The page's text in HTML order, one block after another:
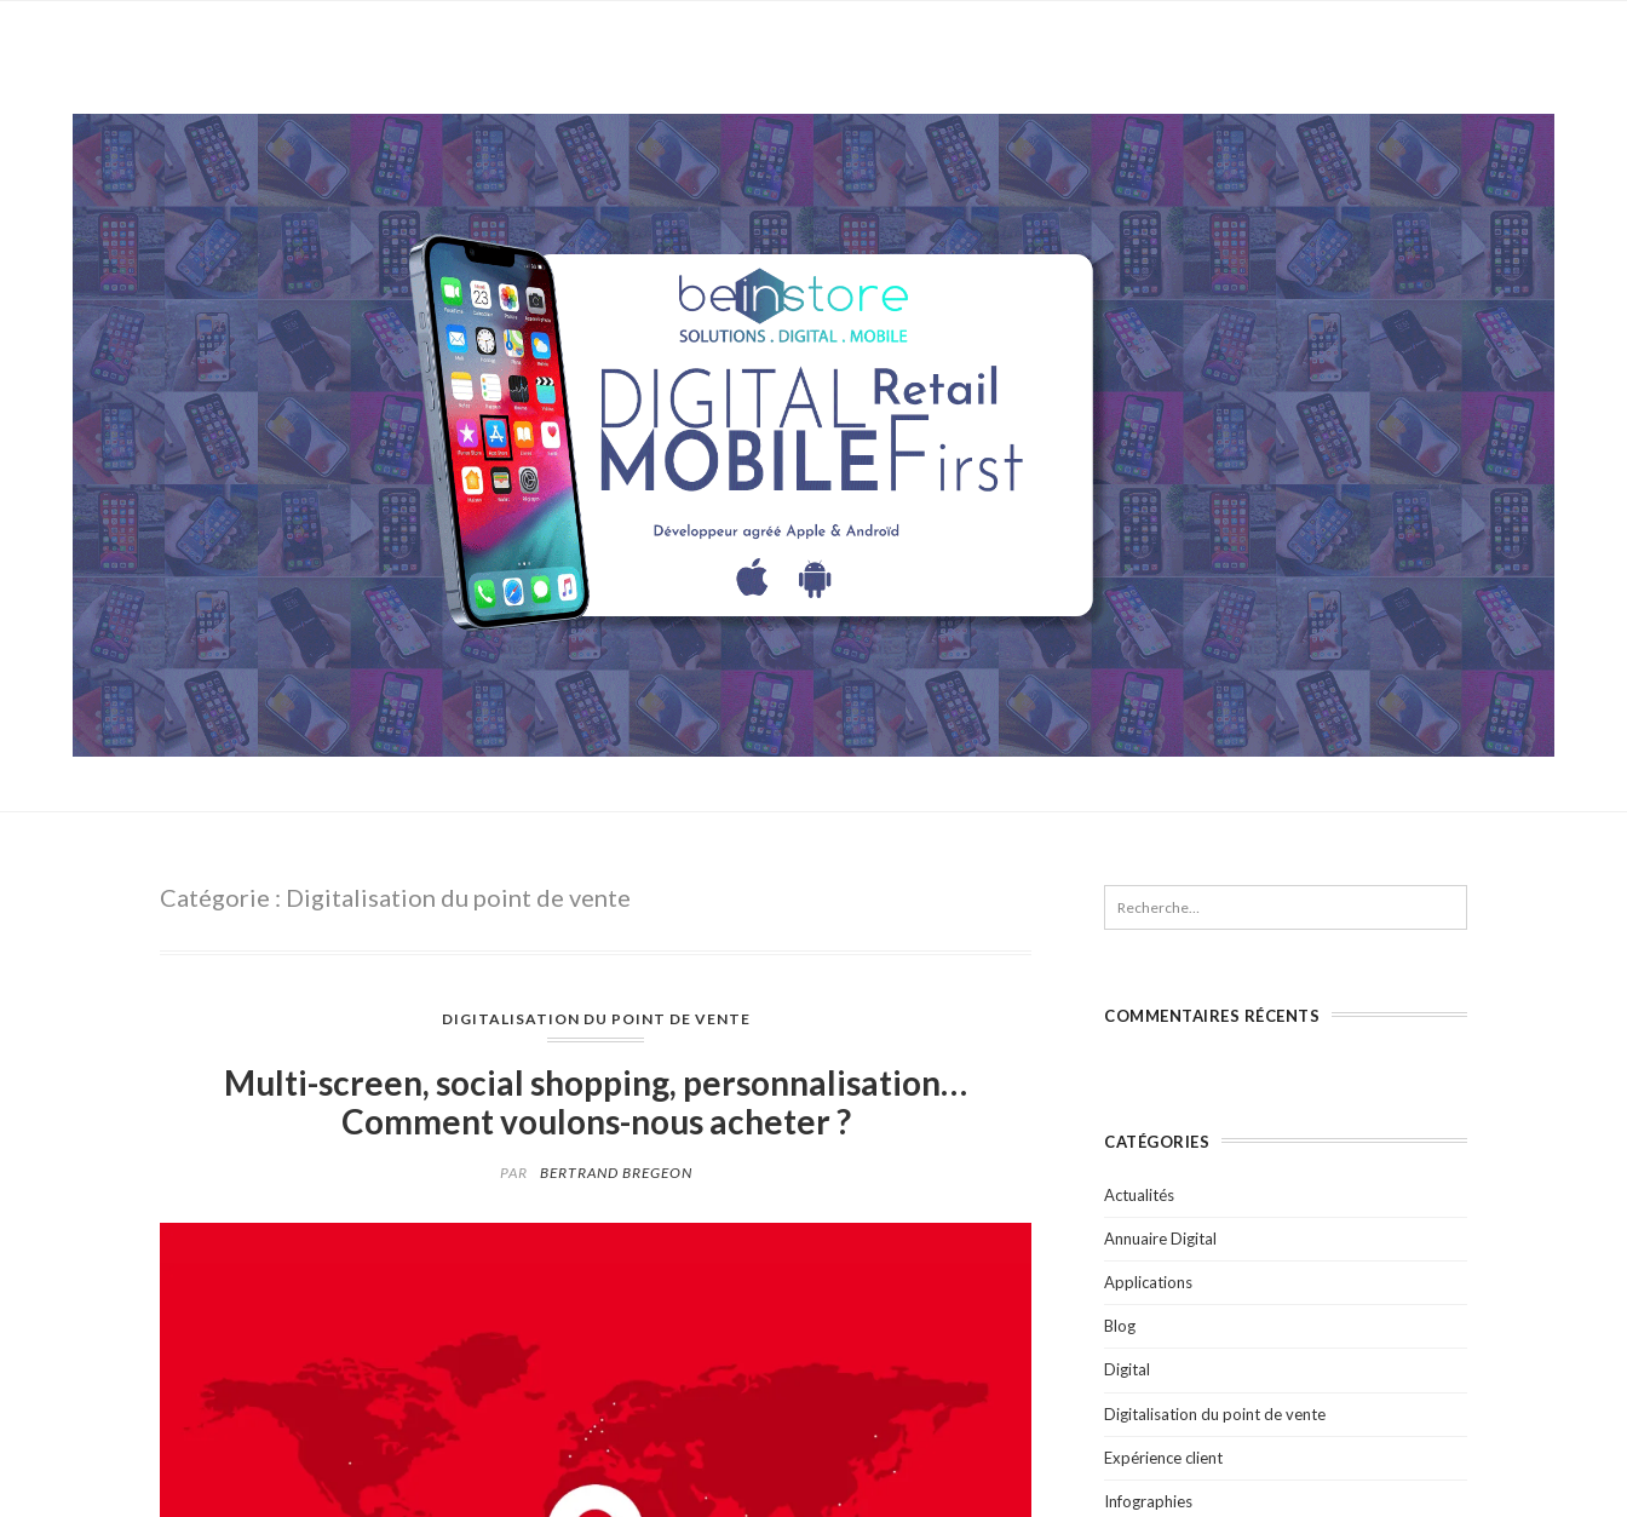
Catégorie : Digitalisation du point de vente
DIGITALISATION DU POINT DE VENTE
Multi-screen, social shopping, personnalisation…
Comment voulons-nous acheter ?
PAR BERTRAND BREGEON
COMMENTAIRES RÉCENTS
CATÉGORIES
Actualités
Annuaire Digital
Applications
Blog
Digital
Digitalisation du point de vente
Expérience client
Infographies